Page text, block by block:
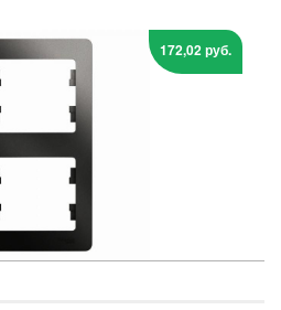
172,02 руб.